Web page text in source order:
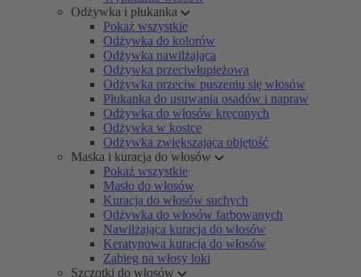
Odżywka i płukanka
Pokaż wszystkie
Odżywka do kolorów
Odżywka nawilżająca
Odżywka przeciwłupieżowa
Odżywka przeciw puszeniu się włosów
Płukanka do usuwania osadów i napraw
Odżywka do włosów kręconych
Odżywka w kostce
Odżywka zwiększająca objętość
Maska i kuracja do włosów
Pokaż wszystkie
Masło do włosów
Kuracja do włosów suchych
Odżywka do włosów farbowanych
Nawilżająca kuracja do włosów
Keratynowa kuracja do włosów
Zabieg na włosy loki
Szczotki do włosów